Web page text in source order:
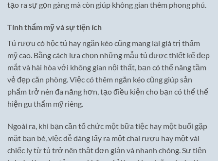
tạo ra sự gọn gàng mà còn giúp không gian thêm phong phú.
Tính thẩm mỹ và sự tiện ích
Tủ rượu có hộc tủ hay ngăn kéo cũng mang lại giá trị thẩm
mỹ cao. Bằng cách lựa chọn những mẫu tủ được thiết kế đẹp
mắt và hài hòa với không gian nội thất, bạn có thể nâng tầm
vẻ đẹp căn phòng. Việc có thêm ngăn kéo cũng giúp sản
phẩm trở nên đa năng hơn, tạo điều kiện cho bạn có thể thể
hiện gu thẩm mỹ riêng.
Ngoài ra, khi bạn cần tổ chức một bữa tiệc hay một buổi gặp
mặt bạn bè, việc dễ dàng lấy ra một chai rượu hay một vài
chiếc ly từ tủ trở nên thật đơn giản và nhanh chóng. Sự tiện